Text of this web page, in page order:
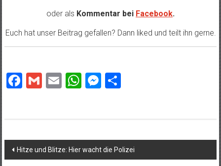
oder als Kommentar bei Facebook.
Euch hat unser Beitrag gefallen? Dann liked und teilt ihn gerne.
Facebook
GmailEmailWhatsApp
Messenger
Beitragsnavigation
Hitze und Blitze: Hier wacht die Polizei